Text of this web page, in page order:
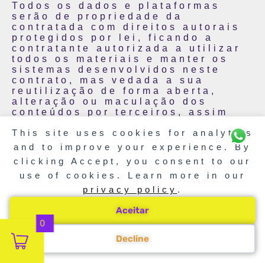
This site uses cookies for analytics
and to improve your experience. By
clicking Accept, you consent to our
use of cookies. Learn more in our
privacy policy .
Aceitar
Decline
Todos os dados e plataformas
serão de propriedade da
contratada com direitos autorais
protegidos por lei, ficando a
contratante autorizada a utilizar
todos os materiais e manter os
sistemas desenvolvidos neste
contrato, mas vedada a sua
reutilização de forma aberta,
alteração ou maculação dos
conteúdos por terceiros, assim
corporativa da contratada ou de
exclusão de seus créditos de
desenvolvimento e autoria de
qualquer material desenvolvido,
ficando a contratante autorizada
a reutilizar os materiais desde
que na forma original ao que
foram desenvolvidos e sem
nenhum tipo de violação de seus
direitos autorais.
Com o encerramento do contrato
0